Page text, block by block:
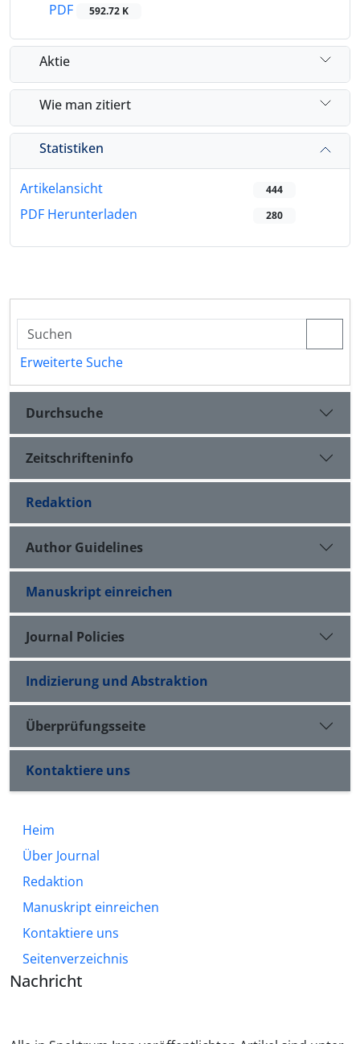
PDF
592.72 K
Aktie
Wie man zitiert
Statistiken
Artikelansicht 444
PDF Herunterladen 280
Erweiterte Suche
Durchsuche
Zeitschrifteninfo
Redaktion
Author Guidelines
Manuskript einreichen
Journal Policies
Indizierung und Abstraktion
Überprüfungsseite
Kontaktiere uns
Heim
Über Journal
Redaktion
Manuskript einreichen
Kontaktiere uns
Seitenverzeichnis
Nachricht